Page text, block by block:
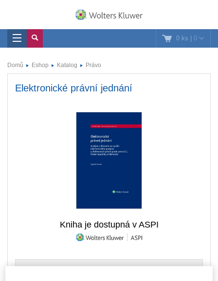
0 ks | 0
Domů Eshop Katalog Právo
Elektronické právní jednání
Kniha je dostupná v ASPI